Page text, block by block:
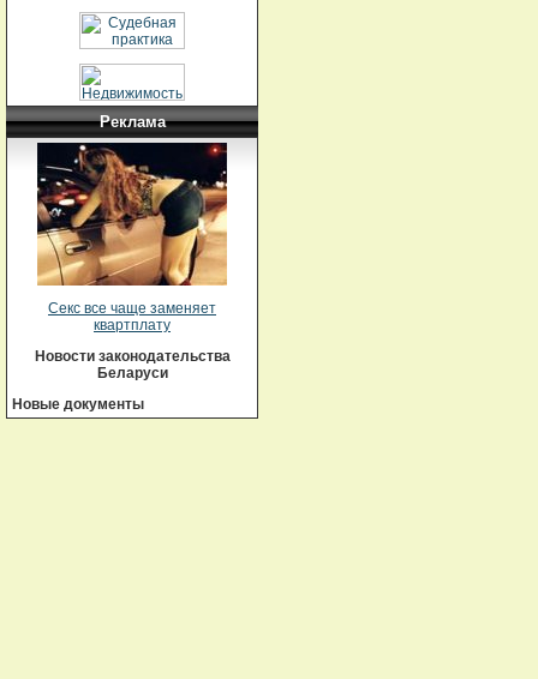
Реклама
Секс все чаще заменяет
квартплату
Новости законодательства
Беларуси
Новые документы